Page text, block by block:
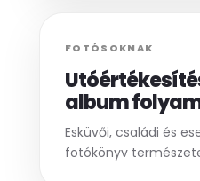
FOTÓSOKNAK
album
Esküvői, családi és
fotókönyv